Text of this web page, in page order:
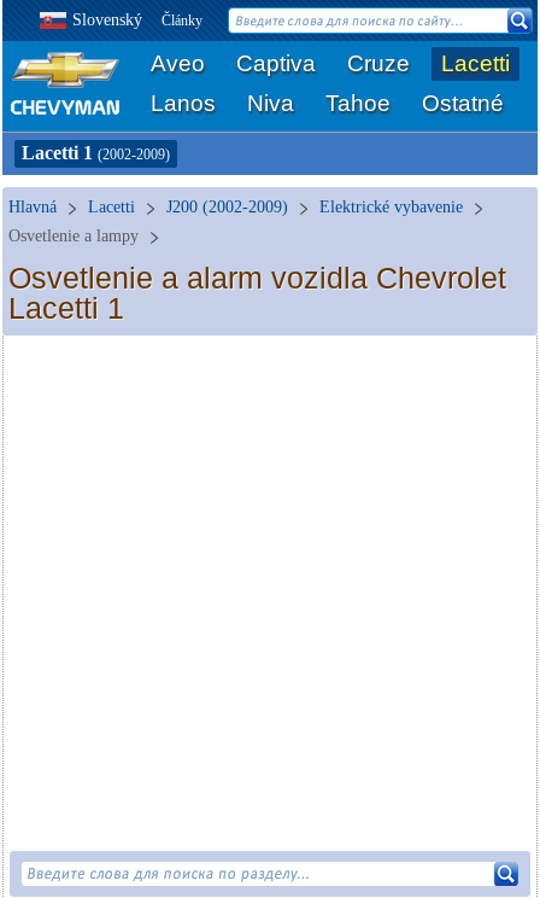
Slovenský Články
Aveo Captiva Cruze
Lacetti
Lanos
Niva Tahoe Ostatné
Lacetti 1 (2002-2009)
Hlavná Lacetti J200 (2002-2009)
Elektrické vybavenie
Osvetlenie a lampy
Osvetlenie a alarm vozidla Chevrolet
Lacetti 1